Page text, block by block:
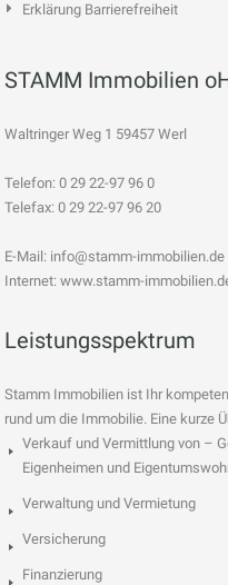
Erklärung Barrierefreiheit
STAMM Immobilien
Waltringer Weg 1 59457 Werl
Telefon: 0 29 22-97 96 0
Telefax: 0 29 22-97 96 20
E-Mail: info@stamm-immobilien.de
Internet: www.stamm-
Leistungsspektrum
Stamm Immobilien ist Ihr
rund um die Immobilie. Eine kurze
Verkauf und Vermittlung von –
Eigenheimen und
Verwaltung und Vermietung
Versicherung
Finanzierung